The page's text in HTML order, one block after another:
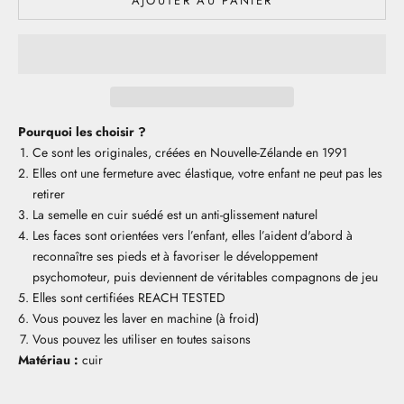
Pourquoi les choisir ?
Ce sont les originales, créées en Nouvelle-Zélande en 1991
Elles ont une fermeture avec élastique, votre enfant ne peut pas les
retirer
La semelle en cuir suédé est un anti-glissement naturel
Les faces sont orientées vers l’enfant, elles l’aident d'abord à
reconnaître ses pieds et à favoriser le développement
psychomoteur, puis deviennent de véritables compagnons de jeu
Elles sont certifiées REACH TESTED
Vous pouvez les laver en machine (à froid)
Vous pouvez les utiliser en toutes saisons
Matériau : cuir